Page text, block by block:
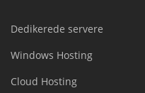
Dedikerede servere
Windows Hosting
Cloud Hosting